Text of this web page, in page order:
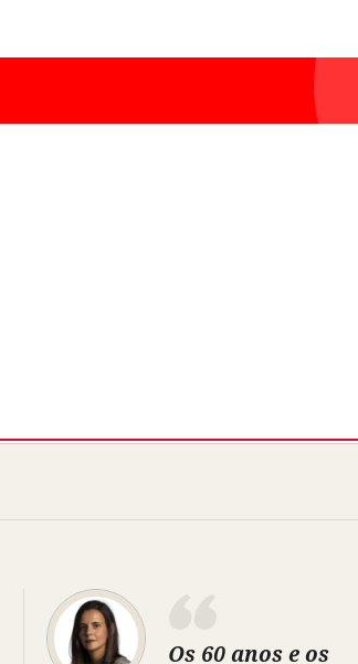
Os 60 anos e os